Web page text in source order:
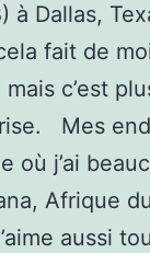
à Dallas,
fait de
c’est
Mes
où j’ai
Afrique
aussi